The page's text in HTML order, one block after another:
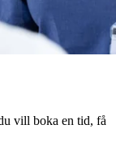
vill boka en tid, få